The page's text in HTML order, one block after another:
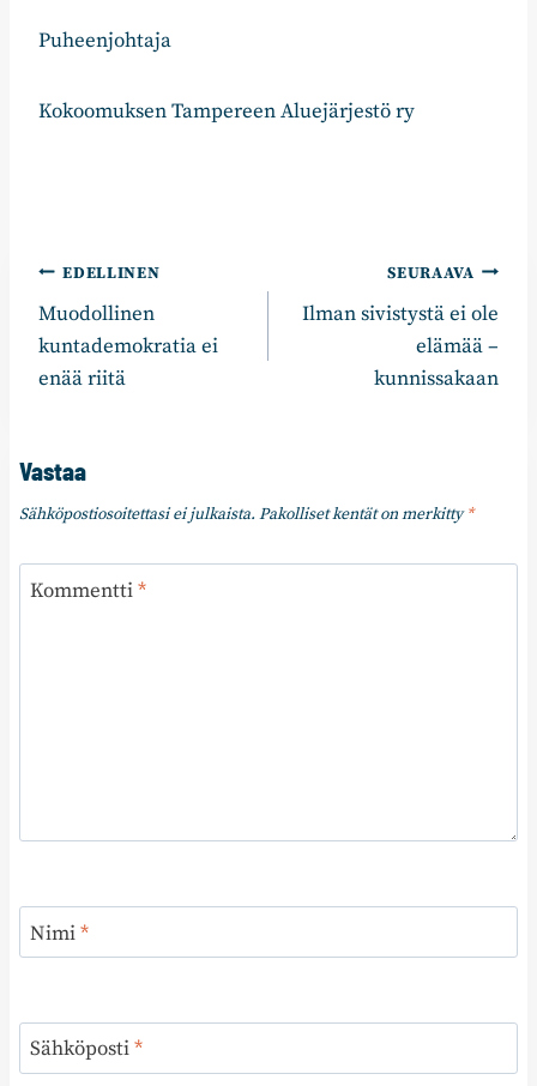
Puheenjohtaja
Kokoomuksen Tampereen Aluejärjestö ry
Artikkelien
selaus
EDELLINEN
Muodollinen
kuntademokratia ei
enää riitä
SEURAAVA
Ilman sivistystä ei ole
elämää –
kunnissakaan
Vastaa
Sähköpostiosoitettasi ei julkaista. Pakolliset kentät on merkitty*
Kommentti*
Nimi*
Sähköposti*